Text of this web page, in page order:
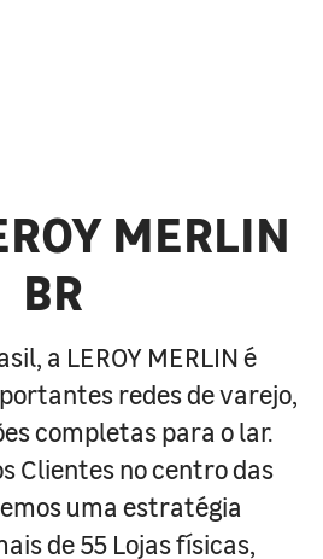
MERLIN
BR
a LEROY MERLIN é
redes de varejo,
completas para o lar.
Clientes no centro das
uma estratégia
de 55 Lojas físicas,